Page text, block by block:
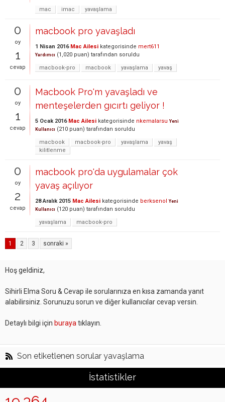
mac
imac yavaşlama
0
oy
1
cevap
macbook pro yavaşladı
1 Nisan 2016 Mac Ailesi kategorisinde mert611
Yardımcı (1,020 puan) tarafından soruldu
macbook-pro
macbook yavaşlama yavaş
0
oy
1
cevap
Macbook Pro'm yavaşladı ve
menteşelerden gıcırtı geliyor !
5 Ocak 2016 Mac Ailesi kategorisinde nkemalarsu Yeni
Kullanıcı (210 puan) tarafından soruldu
macbook
macbook-pro yavaşlama
yavaş
kilitlenme
0
oy
2
cevap
macbook pro'da uygulamalar çok
yavaş açılıyor
28 Aralık 2015 Mac Ailesi kategorisinde berksenol Yeni
Kullanıcı (120 puan) tarafından soruldu
yavaşlama
macbook-pro
1 2 3 sonraki »
Hoş geldiniz,
Sihirli Elma Soru & Cevap ile sorularınıza en kısa zamanda yanıt
alabilirsiniz. Sorunuzu sorun ve diğer kullanıcılar cevap versin.
Detaylı bilgi için buraya tıklayın.
Son etiketlenen sorular yavaşlama
İstatistikler